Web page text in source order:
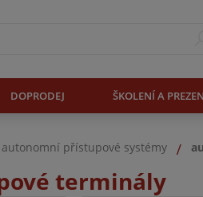
DOPRODEJ ŠKOLENÍ A
autonomní přístupové systémy
terminály